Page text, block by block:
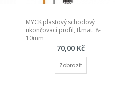
MYCK plastový schodový
ukončovací profil, tl.mat. 8-
10mm
70,00 Kč
Zobrazit